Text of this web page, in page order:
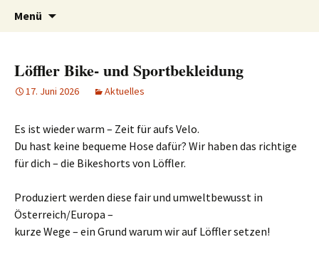
Intersport Wildhaber
Sport und Glockenhandel
Menü
Löffler Bike- und Sportbekleidung
17. Juni 2026 Aktuelles
Es ist wieder warm – Zeit für aufs Velo.
Du hast keine bequeme Hose dafür? Wir haben das richtige
für dich – die Bikeshorts von Löffler.
Produziert werden diese fair und umweltbewusst in
Österreich/Europa –
kurze Wege – ein Grund warum wir auf Löffler setzen!